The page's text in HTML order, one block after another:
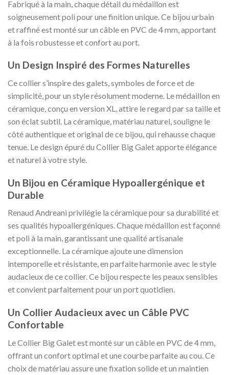
Fabriqué à la main, chaque détail du médaillon est
soigneusement poli pour une finition unique. Ce bijou urbain
et raffiné est monté sur un câble en PVC de 4 mm, apportant
à la fois robustesse et confort au port.
Un Design Inspiré des Formes Naturelles
Ce collier s’inspire des galets, symboles de force et de
simplicité, pour un style résolument moderne. Le médaillon en
céramique, conçu en version XL, attire le regard par sa taille et
son éclat subtil. La céramique, matériau naturel, souligne le
côté authentique et original de ce bijou, qui rehausse chaque
tenue. Le design épuré du Collier Big Galet apporte élégance
et naturel à votre style.
Un Bijou en Céramique Hypoallergénique et
Durable
Renaud Andreani privilégie la céramique pour sa durabilité et
ses qualités hypoallergéniques. Chaque médaillon est façonné
et poli à la main, garantissant une qualité artisanale
exceptionnelle. La céramique ajoute une dimension
intemporelle et résistante, en parfaite harmonie avec le style
audacieux de ce collier. Ce bijou respecte les peaux sensibles
et convient parfaitement pour un port quotidien.
Un Collier Audacieux avec un Câble PVC
Confortable
Le Collier Big Galet est monté sur un câble en PVC de 4 mm,
offrant un confort optimal et une courbe parfaite au cou. Ce
choix de matériau assure une fixation solide et un maintien